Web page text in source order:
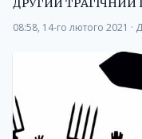
ДРУГИЙ
08:58, 14-го лютого 2021 ·